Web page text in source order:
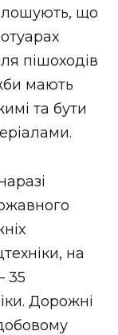
що
пішоходів
мають
та бути
на
35
Дорожні